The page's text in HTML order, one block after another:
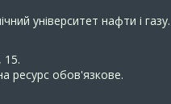
університет нафти і газу.
15.
ресурс обов'язкове.